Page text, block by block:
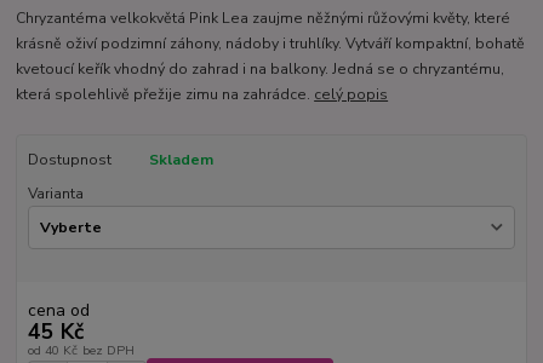
Chryzantéma velkokvětá Pink Lea zaujme něžnými růžovými květy, které
krásně oživí podzimní záhony, nádoby i truhlíky. Vytváří kompaktní, bohatě
kvetoucí keřík vhodný do zahrad i na balkony. Jedná se o chryzantému,
která spolehlivě přežije zimu na zahrádce. celý popis
Dostupnost
Skladem
Varianta
cena od
45 Kč
od 40 Kč bez DPH